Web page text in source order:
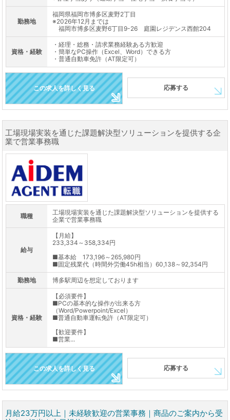
勤務地
福岡県福岡市博多区麦野2丁目
※2026年12月までは
福岡市博多区麦野6丁目9-26 庭園レジデンス西館204
資格・経験
・経理・総務・請求業務経験ある方歓迎
・簡単なPC操作（Excel、Word）できる方
・普通自動車免許（AT限定可）
この求人を詳しく見る 応募する
工場現場実装を通じた課題解決型ソリューションを提供する企
業で営業事務職
職種
工場現場実装を通じた課題解決型ソリューションを提供する
企業で営業事務職
給与
【月給】
233,334～358,334円
■基本給 173,196～265,980円
■固定残業代（時間外労働45h相当）60,138～92,354円
勤務地 博多駅周辺を想定しております
資格・経験
【必須要件】
■PCの基本的な操作が出来る方
（Word/Powerpoint/Excel）
■普通自動車運転免許（AT限定可）
【歓迎要件】
■営業...
この求人を詳しく見る 応募する
月給23万円以上｜未経験歓迎の営業事務｜商品のご案内から受